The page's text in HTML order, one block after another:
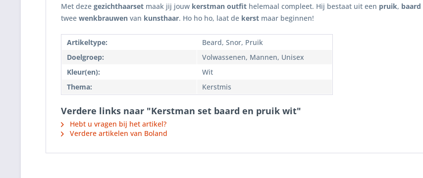
Met deze gezichthaarset maak jij jouw kerstman outfit helemaal compleet. Hij bestaat uit een pruik, baard
twee wenkbrauwen van kunsthaar. Ho ho ho, laat de kerst maar beginnen!
Artikeltype:
Beard, Snor, Pruik
Doelgroep:
Volwassenen, Mannen, Unisex
Kleur(en):
Wit
Thema:
Kerstmis
Verdere links naar "Kerstman set baard en pruik wit"
Hebt u vragen bij het artikel?
Verdere artikelen van Boland